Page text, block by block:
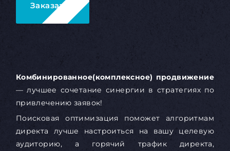
Заказать
Комбинированное(комплексное) продвижение
— лучшее сочетание синергии в стратегиях по
привлечению заявок!
Поисковая оптимизация поможет алгоритмам
директа лучше настроиться на вашу целевую
аудиторию, а горячий трафик директа,